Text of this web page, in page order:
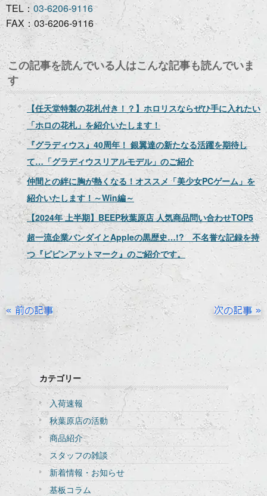
TEL： 03-6206-9116
FAX：03-6206-9116
この記事を読んでいる人はこんな記事も読んでいま
す
【任天堂特製の花札付き！？】ホロリスならぜひ手に入れたい
「ホロの花札」を紹介いたします！
『グラディウス』40周年！ 銀翼達の新たなる活躍を期待し
て…「グラディウスリアルモデル」のご紹介
仲間との絆に胸が熱くなる！オススメ「美少女PCゲーム」を
紹介いたします！～Win編～
【2024年 上半期】BEEP秋葉原店 人気商品問い合わせTOP5
超一流企業バンダイとAppleの黒歴史…!? 不名誉な記録を持
つ『ピピンアットマーク』のご紹介です。
カテゴリー
入荷速報
秋葉原店の活動
商品紹介
スタッフの雑談
新着情報・お知らせ
基板コラム